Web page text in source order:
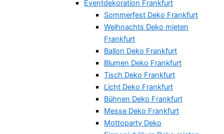
Eventdekoration Frankfurt
Sommerfest Deko Frankfurt
Weihnachts Deko mieten
Frankfurt
Ballon Deko Frankfurt
Blumen Deko Frankfurt
Tisch Deko Frankfurt
Licht Deko Frankfurt
Bühnen Deko Frankfurt
Messe Deko Frankfurt
Mottoparty Deko